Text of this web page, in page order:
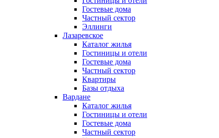
Гостевые дома
Частный сектор
Эллинги
Лазаревское
Каталог жилья
Гостиницы и отели
Гостевые дома
Частный сектор
Квартиры
Базы отдыха
Вардане
Каталог жилья
Гостиницы и отели
Гостевые дома
Частный сектор